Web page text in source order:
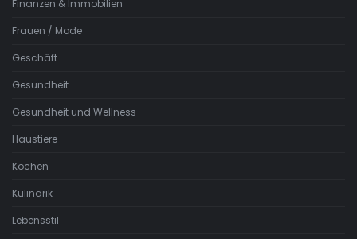
Finanzen & Immobilien
Frauen / Mode
Geschäft
Gesundheit
Gesundheit und Wellness
Haustiere
Kochen
Kulinarik
Lebensstil